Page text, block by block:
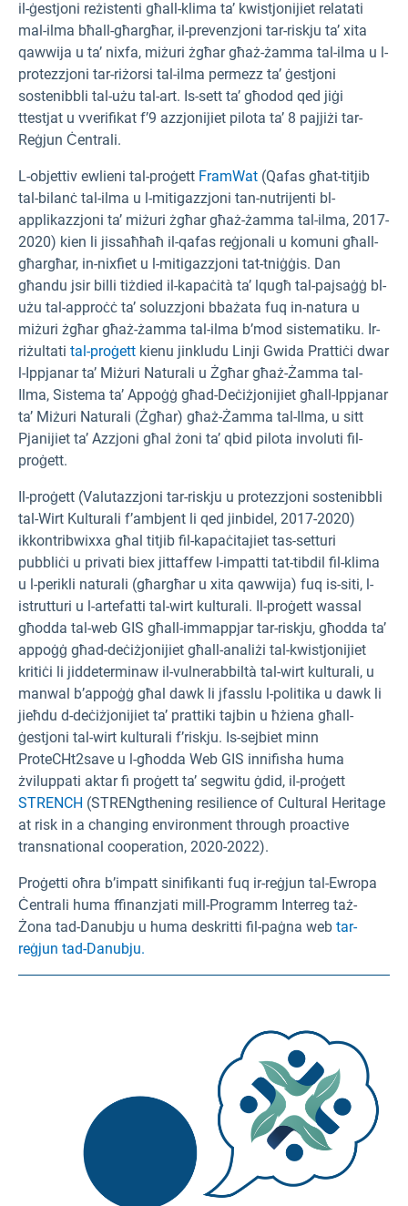
il-ġestjoni reżistenti għall-klima ta’ kwistjonijiet relatati
mal-ilma bħall-għargħar, il-prevenzjoni tar-riskju ta’ xita
qawwija u ta’ nixfa, miżuri żgħar għaż-żamma tal-ilma u l-
protezzjoni tar-riżorsi tal-ilma permezz ta’ ġestjoni
sostenibbli tal-użu tal-art. Is-sett ta’ għodod qed jiġi
ttestjat u vverifikat f’9 azzjonijiet pilota ta’ 8 pajjiżi tar-
Reġjun Ċentrali.
L-objettiv ewlieni tal-proġett FramWat (Qafas għat-titjib
tal-bilanċ tal-ilma u l-mitigazzjoni tan-nutrijenti bl-
applikazzjoni ta’ miżuri żgħar għaż-żamma tal-ilma, 2017-
2020) kien li jissaħħaħ il-qafas reġjonali u komuni għall-
għargħar, in-nixfiet u l-mitigazzjoni tat-tniġġis. Dan
għandu jsir billi tiżdied il-kapaċità ta’ lqugħ tal-pajsaġġ bl-
użu tal-approċċ ta’ soluzzjoni bbażata fuq in-natura u
miżuri żgħar għaż-żamma tal-ilma b’mod sistematiku. Ir-
riżultati tal-proġett kienu jinkludu Linji Gwida Prattiċi dwar
l-Ippjanar ta’ Miżuri Naturali u Żgħar għaż-Żamma tal-
Ilma, Sistema ta’ Appoġġ għad-Deċiżjonijiet għall-Ippjanar
ta’ Miżuri Naturali (Żgħar) għaż-Żamma tal-Ilma, u sitt
Pjanijiet ta’ Azzjoni għal żoni ta’ qbid pilota involuti fil-
proġett.
Il-proġett (Valutazzjoni tar-riskju u protezzjoni sostenibbli
tal-Wirt Kulturali f’ambjent li qed jinbidel, 2017-2020)
ikkontribwixxa għal titjib fil-kapaċitajiet tas-setturi
pubbliċi u privati biex jittaffew l-impatti tat-tibdil fil-klima
u l-perikli naturali (għargħar u xita qawwija) fuq is-siti, l-
istrutturi u l-artefatti tal-wirt kulturali. Il-proġett wassal
għodda tal-web GIS għall-immappjar tar-riskju, għodda ta’
appoġġ għad-deċiżjonijiet għall-analiżi tal-kwistjonijiet
kritiċi li jiddeterminaw il-vulnerabbiltà tal-wirt kulturali, u
manwal b’appoġġ għal dawk li jfasslu l-politika u dawk li
jieħdu d-deċiżjonijiet ta’ prattiki tajbin u ħżiena għall-
ġestjoni tal-wirt kulturali f’riskju. Is-sejbiet minn
ProteCHt2save u l-għodda Web GIS innifisha huma
żviluppati aktar fi proġett ta’ segwitu ġdid, il-proġett
STRENCH (STRENgthening resilience of Cultural Heritage
at risk in a changing environment through proactive
transnational cooperation, 2020-2022).
Proġetti oħra b’impatt sinifikanti fuq ir-reġjun tal-Ewropa
Ċentrali huma ffinanzjati mill-Programm Interreg taż-
Żona tad-Danubju u huma deskritti fil-paġna web tar-
reġjun tad-Danubju.